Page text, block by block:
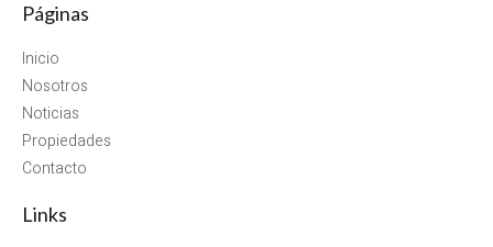
Páginas
Inicio
Nosotros
Noticias
Propiedades
Contacto
Links